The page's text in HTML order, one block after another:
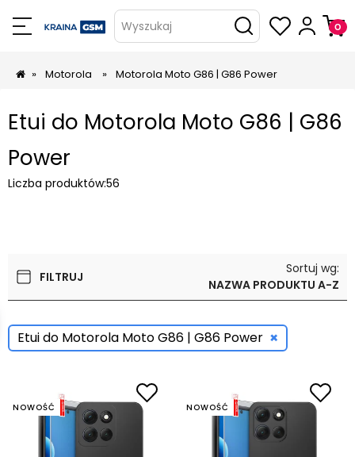
Wyszukaj
» Motorola » Motorola Moto G86 | G86 Power
Etui do Motorola Moto G86 | G86
Power
Liczba produktów:56
FILTRUJ
Sortuj wg:
NAZWA PRODUKTU A-Z
Etui do Motorola Moto G86 | G86 Power ×
NOWOŚĆ NOWOŚĆ